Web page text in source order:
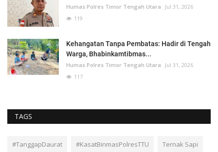
Humas Polres Timor Tengah Utara
Jul 31, 2026
119
Kehangatan Tanpa Pembatas: Hadir di Tengah
Warga, Bhabinkamtibmas...
Humas Polres Timor Tengah Utara
Jul 31, 2026
117
TAGS
#TanggapDaurat #KasatBinmasPolresTTU Ternak Sapi